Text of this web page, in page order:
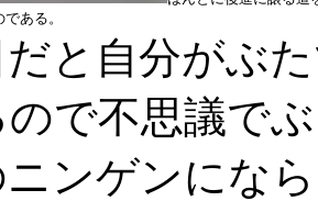
ある。
と自分がぶ
ので不思議で
ニンゲンにな